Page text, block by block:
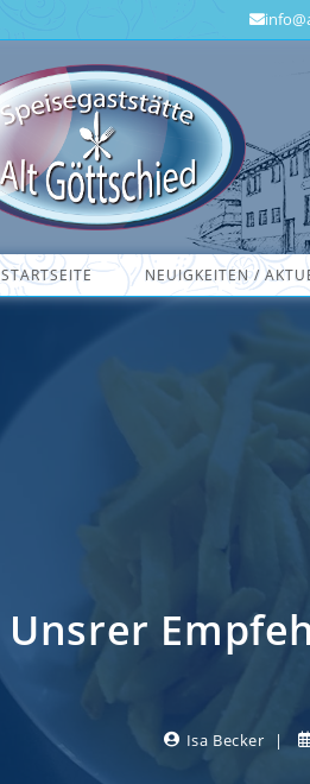
STARTSEITE NEUIGKEITEN /
Unsrer
Isa Becker